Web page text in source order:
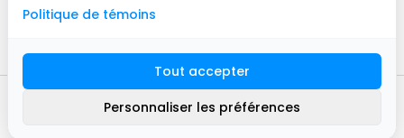
2016 -2026
Plan du site
Politique de témoins
Tout accepter
Personnaliser les préférences